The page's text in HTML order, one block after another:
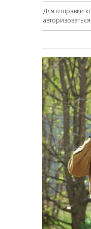
Для отправки
авторизоваться